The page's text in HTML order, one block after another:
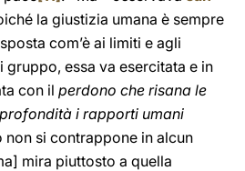
la giustizia umana è sempre
com’è ai limiti e agli
essa va esercitata e in
con il perdono che risana le
i rapporti umani
si contrappone in alcun
mira piuttosto a quella